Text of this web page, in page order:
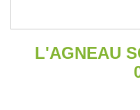
L'AGNEAU